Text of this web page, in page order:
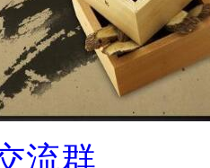
流群